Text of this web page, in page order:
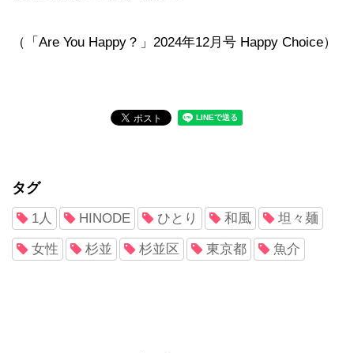
（「Are You Happy？」2024年12月号 Happy Choice）
タグ
1人 HINODE ひとり 和風 坦々麺
女性 杉並 杉並区 東京都 魚介